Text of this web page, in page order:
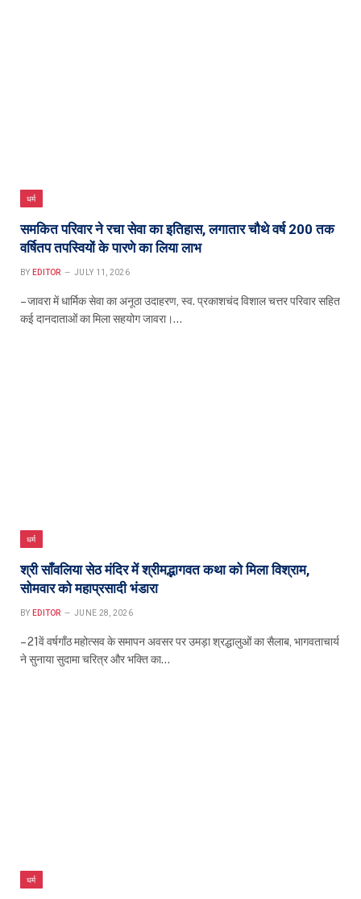
धर्म
समकित परिवार ने रचा सेवा का इतिहास, लगातार चौथे वर्ष 200 तक
वर्षितप तपस्वियों के पारणे का लिया लाभ
BY EDITOR JULY 11, 2026
– जावरा में धार्मिक सेवा का अनूठा उदाहरण, स्व. प्रकाशचंद विशाल चत्तर परिवार सहित
कई दानदाताओं का मिला सहयोग जावरा।…
धर्म
श्री साँवलिया सेठ मंदिर में श्रीमद्भागवत कथा को मिला विश्राम,
सोमवार को महाप्रसादी भंडारा
BY EDITOR JUNE 28, 2026
– 21वें वर्षगाँठ महोत्सव के समापन अवसर पर उमड़ा श्रद्धालुओं का सैलाब, भागवताचार्य
ने सुनाया सुदामा चरित्र और भक्ति का…
धर्म